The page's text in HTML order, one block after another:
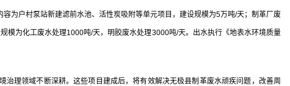
为户村泵站新建滤前水池、活性炭吸附等单元项目，建设规模为5万吨/天；制革厂废
模为化工废水处理1000吨/天，明胶废水处理3000吨/天。出水执行《地表水环境质量
理领域不断深耕。这些项目建成后，将有效解决无极县制革废水顽疾问题，改善周